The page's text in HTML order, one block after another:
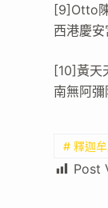
[9]Otto
西港慶
[10]黃天
南無阿彌
# 釋迦
Post